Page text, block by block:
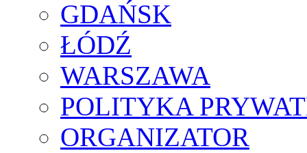
GDAŃSK
ŁÓDŹ
WARSZAWA
POLITYKA
ORGANIZATOR